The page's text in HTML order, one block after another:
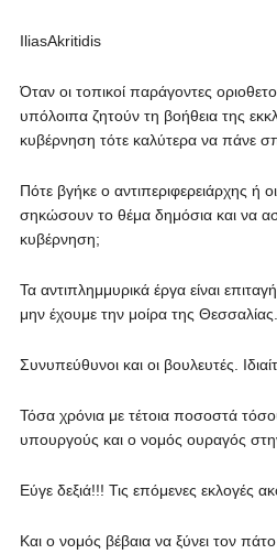
IliasAkritidis
Όταν οι τοπικοί παράγοντες
υπόλοιπα ζητούν τη βοήθεια της
κυβέρνηση τότε καλύτερα να πάνε
Πότε βγήκε ο αντιπεριφερειάρχης ή
σηκώσουν το θέμα δημόσια και να
κυβέρνηση;
Τα αντιπλημμυρικά έργα είναι
μην έχουμε την μοίρα της Θεσσαλίας.
Συνυπεύθυνοι και οι βουλευτές.
Τόσα χρόνια με τέτοια ποσοστά
υπουργούς και ο νομός ουραγός
Εύγε δεξιά!!! Τις επόμενες εκλογές
Και ο νομός βέβαια να ξύνει τον